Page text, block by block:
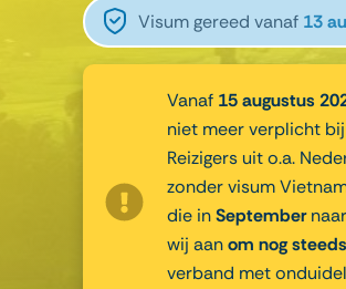
Visum gereed vanaf 13
Vanaf 15 augustus
niet meer verplicht
Reizigers uit o.a.
zonder visum
die inSeptember
wij aanom nog
verband met